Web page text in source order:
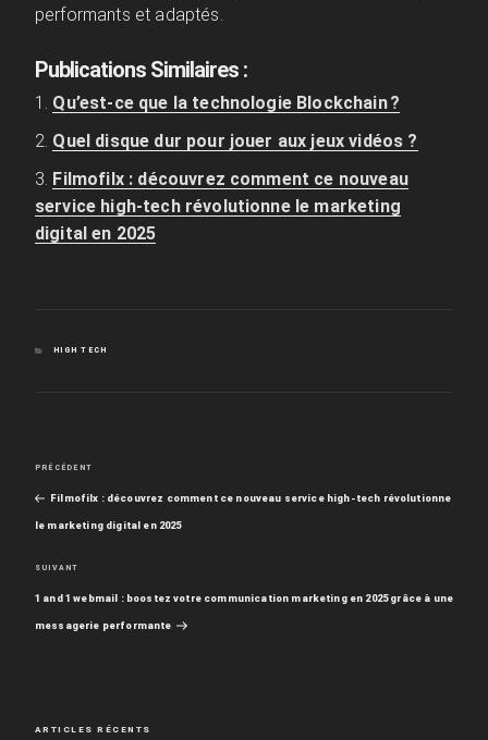
performants et adaptés.
Publications Similaires :
Qu’est-ce que la technologie Blockchain ?
Quel disque dur pour jouer aux jeux vidéos ?
Filmofilx : découvrez comment ce nouveau
service high-tech révolutionne le marketing
digital en 2025
CATÉGORIES
HIGH TECH
Navigation
de
l’article
Article
précédent
PRÉCÉDENT
Filmofilx : découvrez comment ce nouveau service high-tech révolutionne
le marketing digital en 2025
Article
suivant
SUIVANT
1 and 1 webmail : boostez votre communication marketing en 2025 grâce à une
messagerie performante
ARTICLES RÉCENTS